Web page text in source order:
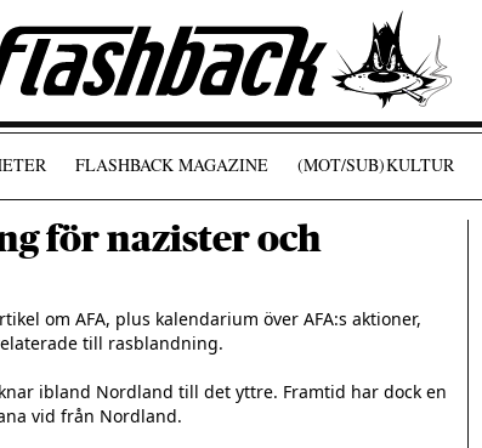
FLASHBACK MAGAZINE (MOT/SUB)KULTUR
för nazister och
om AFA, plus kalendarium över AFA:s aktioner,
till rasblandning.
ibland Nordland till det yttre. Framtid har dock en
vid från Nordland.